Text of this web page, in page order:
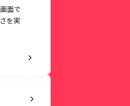
面で
を実